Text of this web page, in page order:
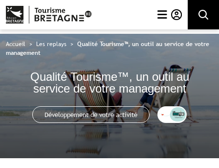
Rechercher
Accueil > Les replays > Qualité Tourisme™, un outil au service de votre
management
Qualité Tourisme™, un outil au
service de votre management
Développement de votre activité
Cet
article
fait
parti
RDV